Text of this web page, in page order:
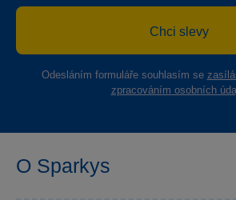
Chci slevy
Odesláním formuláře souhlasím se
zpracováním osobních
O Sparkys